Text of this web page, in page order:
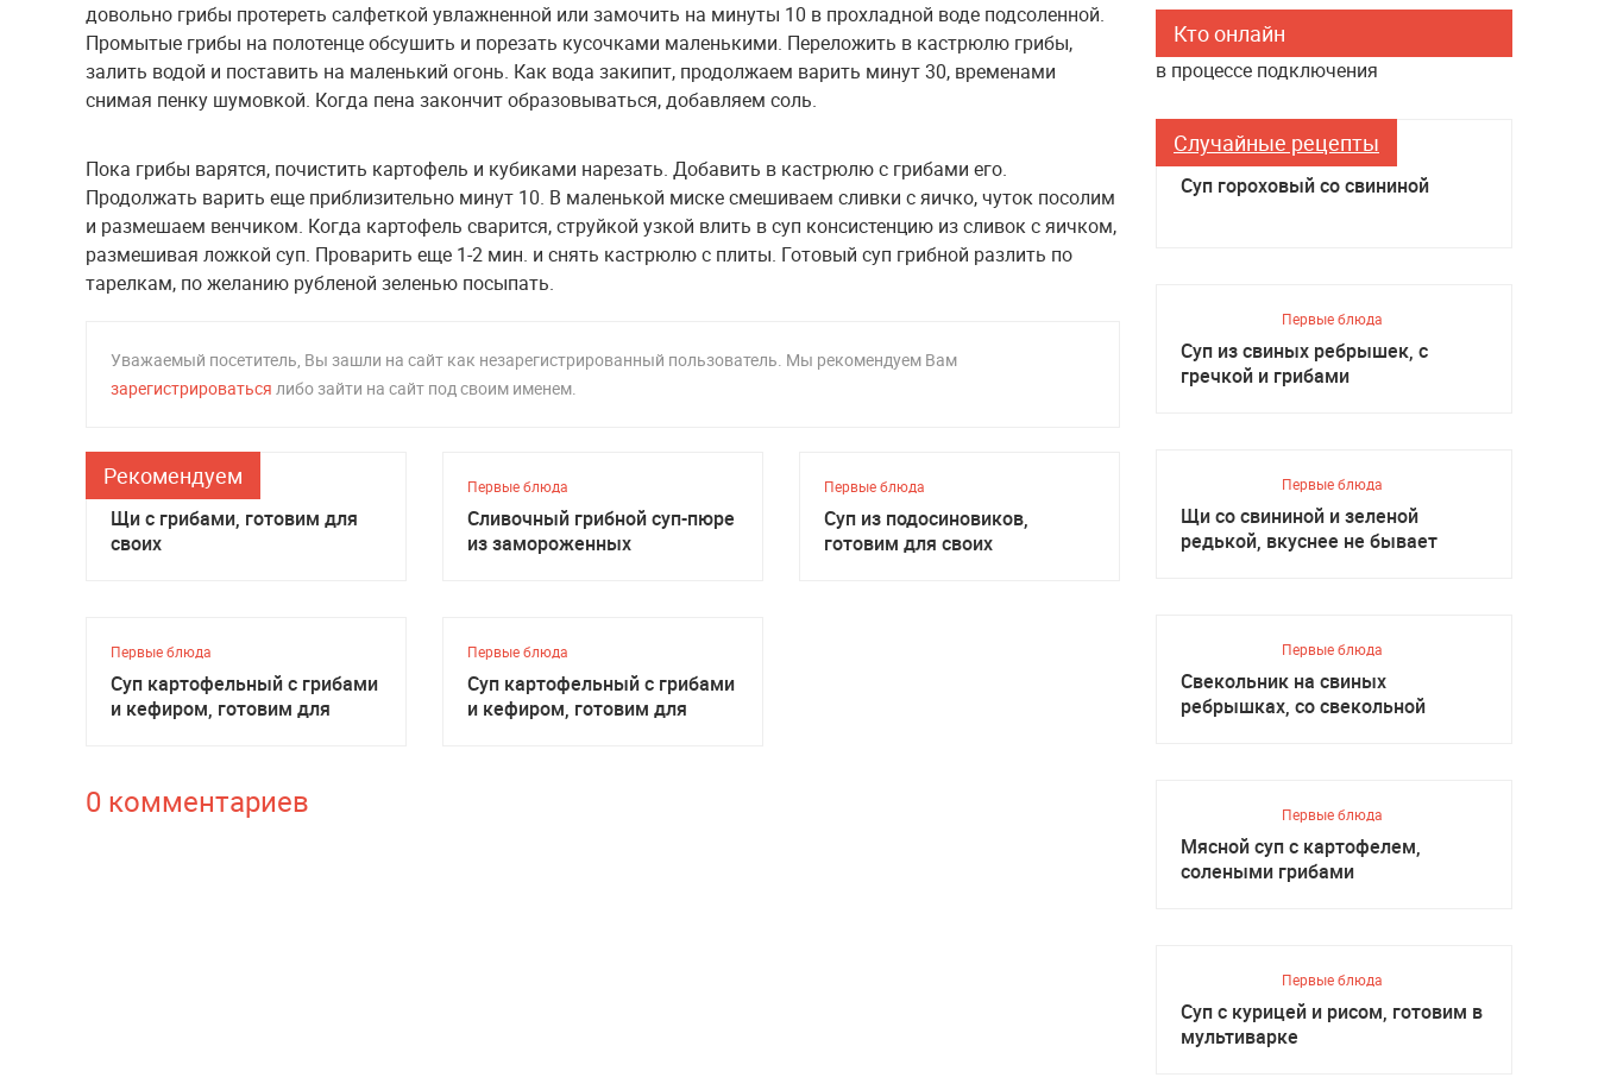
довольно грибы протереть салфеткой увлажненной или замочить на минуты 10 в прохладной воде подсоленной.
Промытые грибы на полотенце обсушить и порезать кусочками маленькими. Переложить в кастрюлю грибы,
залить водой и поставить на маленький огонь. Как вода закипит, продолжаем варить минут 30, временами
снимая пенку шумовкой. Когда пена закончит образовываться, добавляем соль.
Пока грибы варятся, почистить картофель и кубиками нарезать. Добавить в кастрюлю с грибами его.
Продолжать варить еще приблизительно минут 10. В маленькой миске смешиваем сливки с яичко, чуток посолим
и размешаем венчиком. Когда картофель сварится, струйкой узкой влить в суп консистенцию из сливок с яичком,
размешивая ложкой суп. Проварить еще 1-2 мин. и снять кастрюлю с плиты. Готовый суп грибной разлить по
тарелкам, по желанию рубленой зеленью посыпать.
Уважаемый посетитель, Вы зашли на сайт как незарегистрированный пользователь. Мы рекомендуем Вам
зарегистрироваться либо зайти на сайт под своим именем.
Рекомендуем
Первые блюда
Щи с грибами, готовим для
своих
Первые блюда
Сливочный грибной суп-пюре
из замороженных
Первые блюда
Суп из подосиновиков,
готовим для своих
Первые блюда
Суп картофельный с грибами
и кефиром, готовим для
Первые блюда
Суп картофельный с грибами
и кефиром, готовим для
0 комментариев
Кто онлайн
в процессе подключения
Случайные рецепты
Первые блюда
Суп гороховый со свининой
Первые блюда
Суп из свиных ребрышек, с
гречкой и грибами
Первые блюда
Щи со свининой и зеленой
редькой, вкуснее не бывает
Первые блюда
Свекольник на свиных
ребрышках, со свекольной
Первые блюда
Мясной суп с картофелем,
солеными грибами
Первые блюда
Суп с курицей и рисом, готовим в
мультиварке